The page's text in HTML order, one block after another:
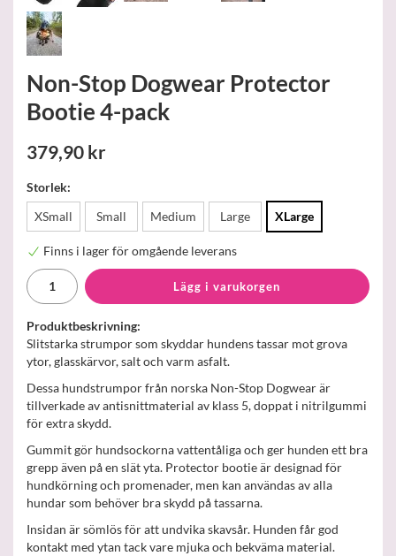
Non-Stop Dogwear Protector
Bootie 4-pack
379,90 kr
Storlek:
XSmall
Small Medium Large XLarge
Finns i lager för omgående leverans
Lägg i varukorgen
Produktbeskrivning:
Slitstarka strumpor som skyddar hundens tassar mot grova
ytor, glasskärvor, salt och varm asfalt.
Dessa hundstrumpor från norska Non-Stop Dogwear är
tillverkade av antisnittmaterial av klass 5, doppat i nitrilgummi
för extra skydd.
Gummit gör hundsockorna vattentåliga och ger hunden ett bra
grepp även på en slät yta. Protector bootie är designad för
hundkörning och promenader, men kan användas av alla
hundar som behöver bra skydd på tassarna.
Insidan är sömlös för att undvika skavsår. Hunden får god
kontakt med ytan tack vare mjuka och bekväma material.